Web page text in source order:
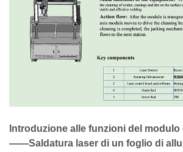
Introduzione alle funzioni del modulo
——Saldatura laser di un foglio di